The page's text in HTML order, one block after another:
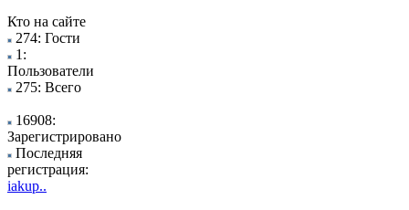
Кто на сайте
274: Гости
1:
Пользователи
275: Всего
16908:
Зарегистрировано
Последняя
регистрация:
iakup..